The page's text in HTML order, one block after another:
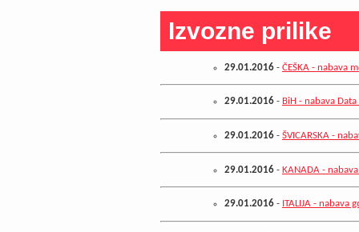
Izvozne prilike
29.01.2016 - ČEŠKA - nabava
29.01.2016 - BiH - nabava
29.01.2016 - ŠVICARSKA -
29.01.2016 - KANADA -
29.01.2016 - ITALIJA - nabava